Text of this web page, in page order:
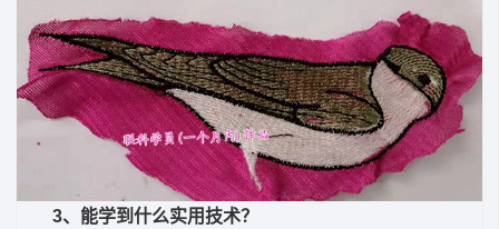
3、能学到什么实用技术？